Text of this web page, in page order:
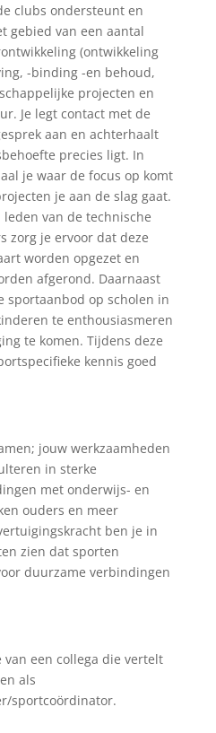
clubs ondersteunt en
gebied van een aantal
(ontwikkeling
-binding -en behoud,
projecten en
Je legt contact met de
aan en achterhaalt
precies ligt. In
je waar de focus op komt
je aan de slag gaat.
van de technische
zorg je ervoor dat deze
worden opgezet en
afgerond. Daarnaast
sportaanbod op scholen in
te enthousiasmeren
te komen. Tijdens deze
kennis goed
jouw werkzaamheden
in sterke
met onderwijs- en
ouders en meer
ben je in
zien dat sporten
duurzame verbindingen
een collega die vertelt
als
sportcoördinator.